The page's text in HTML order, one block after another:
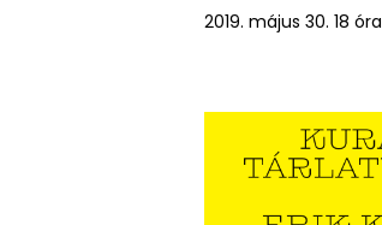
2019. május 30. 18 óra